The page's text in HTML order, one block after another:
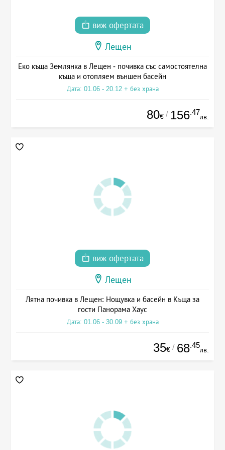
виж офертата
Лещен
Еко къща Зeмлянка в Лещен - почивка със самостоятелна
къща и отопляем външен басейн
Дата: 01.06 - 20.12 + без храна
80€ / 156.47
лв.
виж офертата
Лещен
Лятна почивка в Лещен: Нощувка и басейн в Къща за
гости Панорама Хаус
Дата: 01.06 - 30.09 + без храна
35€ / 68.45
лв.